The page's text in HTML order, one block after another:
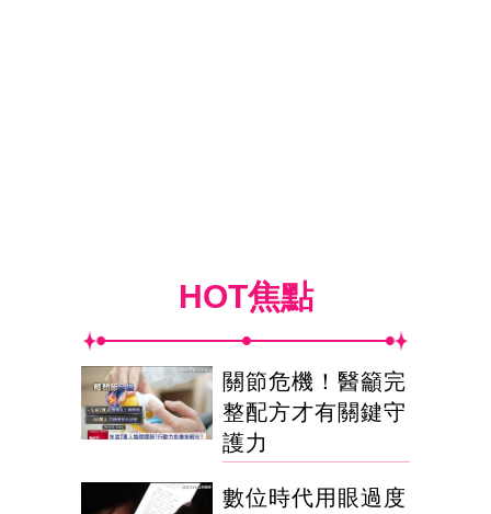
HOT焦點
關節危機！醫籲完
整配方才有關鍵守
護力
數位時代用眼過度